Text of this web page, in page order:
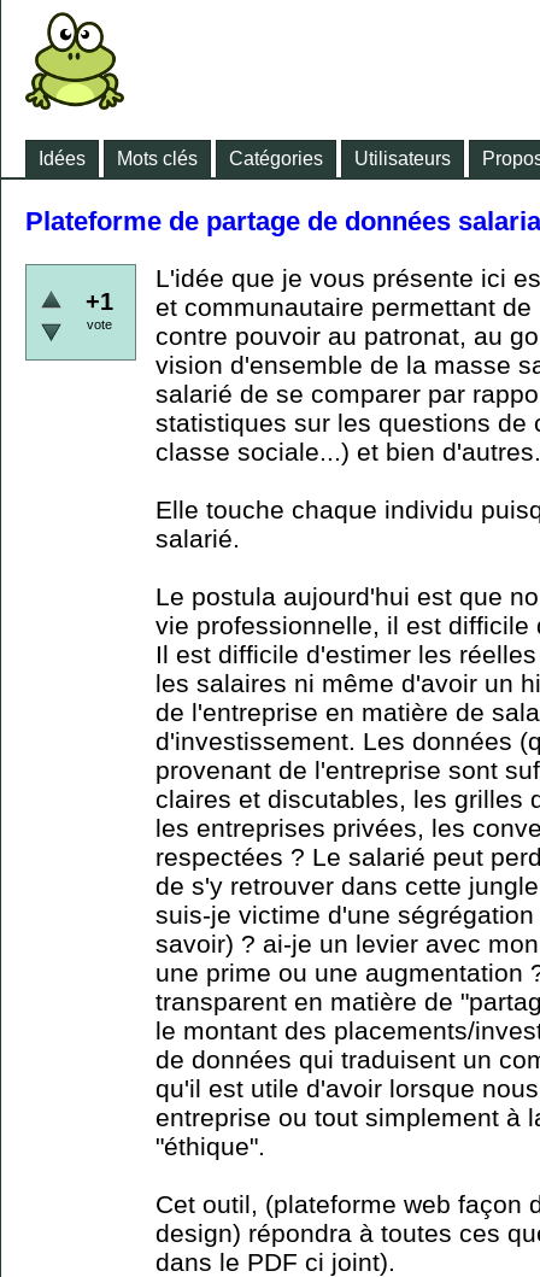
Idées Mots clés Catégories Utilisateurs
Plateforme de partage de données
+1
vote
L'idée que je vous présente ici
et communautaire permettant
contre pouvoir au patronat, au
vision d'ensemble de la masse
salarié de se comparer par
statistiques sur les questions de
classe sociale...) et bien d'autres.
Elle touche chaque individu
salarié.
Le postula aujourd'hui est que
vie professionnelle, il est
Il est difficile d'estimer les
les salaires ni même d'avoir un
de l'entreprise en matière de
d'investissement. Les données
provenant de l'entreprise sont
claires et discutables, les grilles
les entreprises privées, les
respectées ? Le salarié peut
de s'y retrouver dans cette
suis-je victime d'une
savoir) ? ai-je un levier avec
une prime ou une augmentation
transparent en matière de
le montant des placements/
de données qui traduisent un
qu'il est utile d'avoir lorsque
entreprise ou tout simplement à
"éthique".
Cet outil, (plateforme web façon
design) répondra à toutes ces
dans le PDF ci joint).